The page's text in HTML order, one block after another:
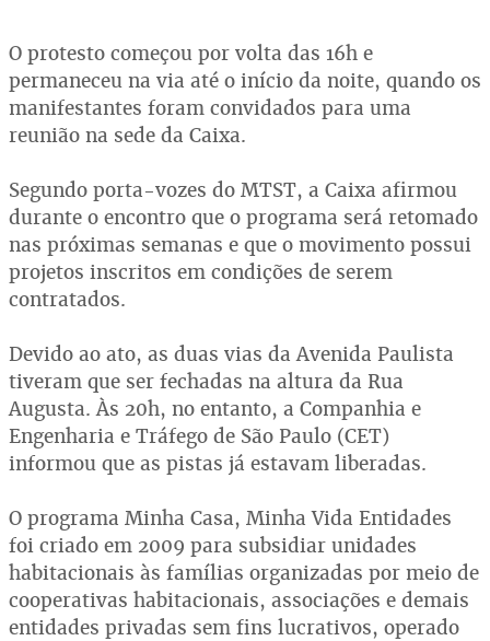
O protesto começou por volta das 16h e
permaneceu na via até o início da noite, quando os
manifestantes foram convidados para uma
reunião na sede da Caixa.
Segundo porta-vozes do MTST, a Caixa afirmou
durante o encontro que o programa será retomado
nas próximas semanas e que o movimento possui
projetos inscritos em condições de serem
contratados.
Devido ao ato, as duas vias da Avenida Paulista
tiveram que ser fechadas na altura da Rua
Augusta. Às 20h, no entanto, a Companhia e
Engenharia e Tráfego de São Paulo (CET)
informou que as pistas já estavam liberadas.
O programa Minha Casa, Minha Vida Entidades
foi criado em 2009 para subsidiar unidades
habitacionais às famílias organizadas por meio de
cooperativas habitacionais, associações e demais
entidades privadas sem fins lucrativos, operado